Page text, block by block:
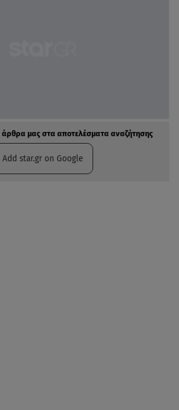
άρθρα μας στα αποτελέσματα αναζήτησης
Add star.gr on Google